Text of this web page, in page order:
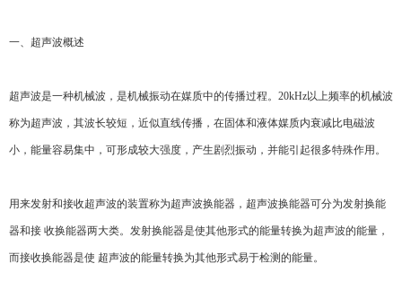
一、超声波概述
超声波是一种机械波，是机械振动在媒质中的传播过程。20kHz以上频率的机械波
称为超声波，其波长较短，近似直线传播，在固体和液体媒质内衰减比电磁波
小，能量容易集中，可形成较大强度，产生剧烈振动，并能引起很多特殊作用。
用来发射和接收超声波的装置称为超声波换能器，超声波换能器可分为发射换能
器和接 收换能器两大类。发射换能器是使其他形式的能量转换为超声波的能量，
而接收换能器是使 超声波的能量转换为其他形式易于检测的能量。